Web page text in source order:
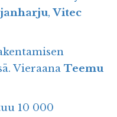
,Vitec
Vieraana Teemu
10 000